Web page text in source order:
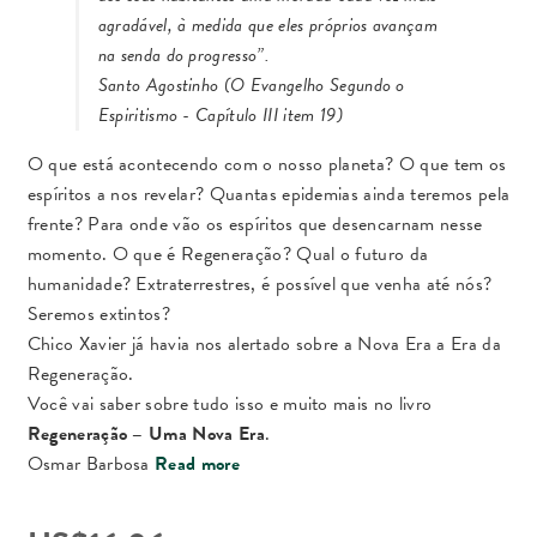
agradável, à medida que eles próprios avançam
na senda do progresso”.
Santo Agostinho (O Evangelho Segundo o
Espiritismo - Capítulo III item 19)
O que está acontecendo com o nosso planeta? O que tem os
espíritos a nos revelar? Quantas epidemias ainda teremos pela
frente? Para onde vão os espíritos que desencarnam nesse
momento. O que é Regeneração? Qual o futuro da
humanidade? Extraterrestres, é possível que venha até nós?
Seremos extintos?
Chico Xavier já havia nos alertado sobre a Nova Era a Era da
Regeneração.
Você vai saber sobre tudo isso e muito mais no livro
Regeneração – Uma Nova Era.
Osmar Barbosa Read more